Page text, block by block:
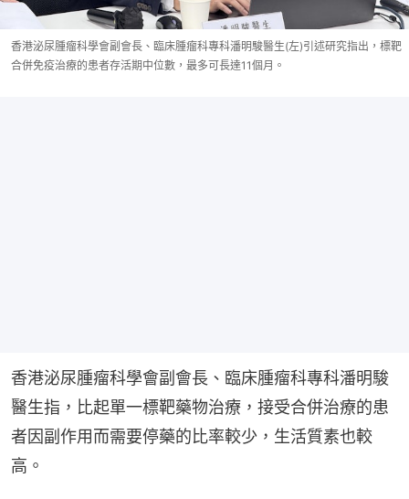
香港泌尿腫瘤科學會副會長、臨床腫瘤科專科潘明駿醫生(左)引述研究指出，標靶
合併免疫治療的患者存活期中位數，最多可長達11個月。
香港泌尿腫瘤科學會副會長、臨床腫瘤科專科潘明駿
醫生指，比起單一標靶藥物治療，接受合併治療的患
者因副作用而需要停藥的比率較少，生活質素也較
高。